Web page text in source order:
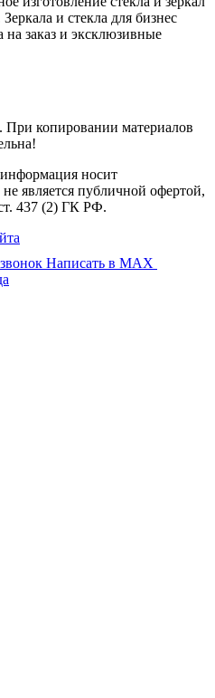
и стекла для бизнес
на заказ и эксклюзивные
копировании материалов
информация носит
является публичной офертой,
437 (2) ГК РФ.
Написать в MAX